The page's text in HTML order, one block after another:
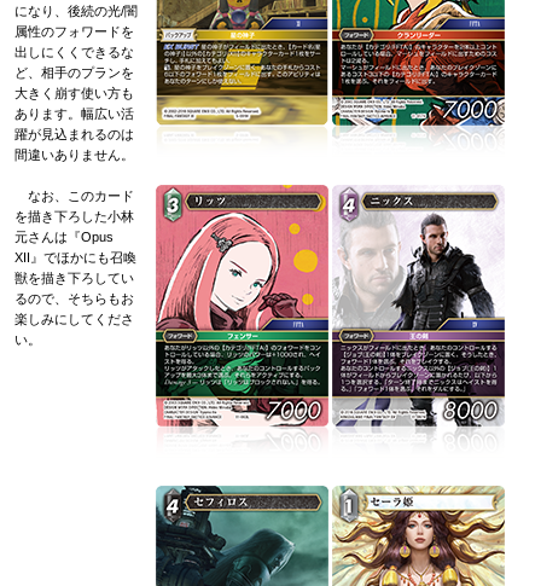
になり、後続の光/闇
属性のフォワードを
出しにくくできるな
ど、相手のプランを
大きく崩す使い方も
あります。幅広い活
躍が見込まれるのは
間違いありません。
なお、このカード
を描き下ろした小林
元さんは『Opus
XII』でほかにも召喚
獣を描き下ろしてい
るので、そちらもお
楽しみにしてくださ
い。